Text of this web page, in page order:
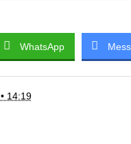
WhatsApp
14:19